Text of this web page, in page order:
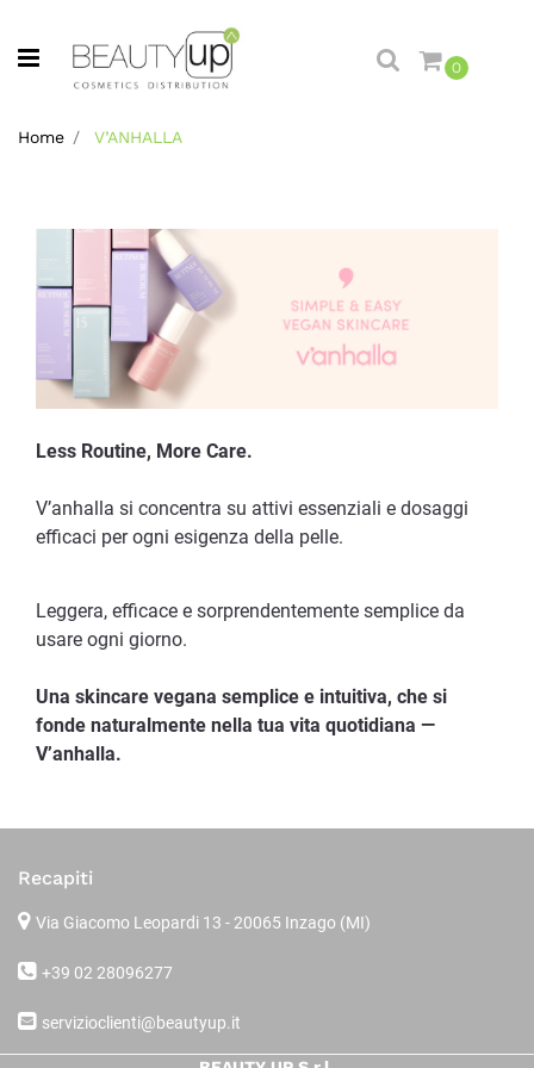
Open menu
0
Home V’ANHALLA
Less Routine, More Care.
V’anhalla si concentra su attivi essenziali e dosaggi
efficaci per ogni esigenza della pelle.
Leggera, efficace e sorprendentemente semplice da
usare ogni giorno.
Una skincare vegana semplice e intuitiva, che si
fonde naturalmente nella tua vita quotidiana —
V’anhalla.
Recapiti
Via Giacomo Leopardi 13 - 20065 Inzago (MI)
+39 02 28096277
servizioclienti@beautyup.it